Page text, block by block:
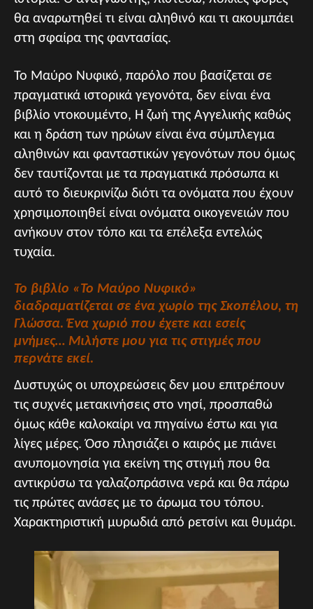
θα αναρωτηθεί τι είναι αληθινό και τι ακουμπάει
στη σφαίρα της φαντασίας.
Το Μαύρο Νυφικό, παρόλο που βασίζεται σε
πραγματικά ιστορικά γεγονότα, δεν είναι ένα
βιβλίο ντοκουμέντο, Η ζωή της Αγγελικής καθώς
και η δράση των ηρώων είναι ένα σύμπλεγμα
αληθινών και φανταστικών γεγονότων που όμως
δεν ταυτίζονται με τα πραγματικά πρόσωπα κι
αυτό το διευκρινίζω διότι τα ονόματα που έχουν
χρησιμοποιηθεί είναι ονόματα οικογενειών που
ανήκουν στον τόπο και τα επέλεξα εντελώς
τυχαία.
Το βιβλίο «Το Μαύρο Νυφικό»
διαδραματίζεται σε ένα χωρίο της Σκοπέλου, τη
Γλώσσα. Ένα χωριό που έχετε και εσείς
μνήμες… Μιλήστε μου για τις στιγμές που
περνάτε εκεί.
Δυστυχώς οι υποχρεώσεις δεν μου επιτρέπουν
τις συχνές μετακινήσεις στο νησί, προσπαθώ
όμως κάθε καλοκαίρι να πηγαίνω έστω και για
λίγες μέρες. Όσο πλησιάζει ο καιρός με πιάνει
ανυπομονησία για εκείνη της στιγμή που θα
αντικρύσω τα γαλαζοπράσινα νερά και θα πάρω
τις πρώτες ανάσες με το άρωμα του τόπου.
Χαρακτηριστική μυρωδιά από ρετσίνι και θυμάρι.